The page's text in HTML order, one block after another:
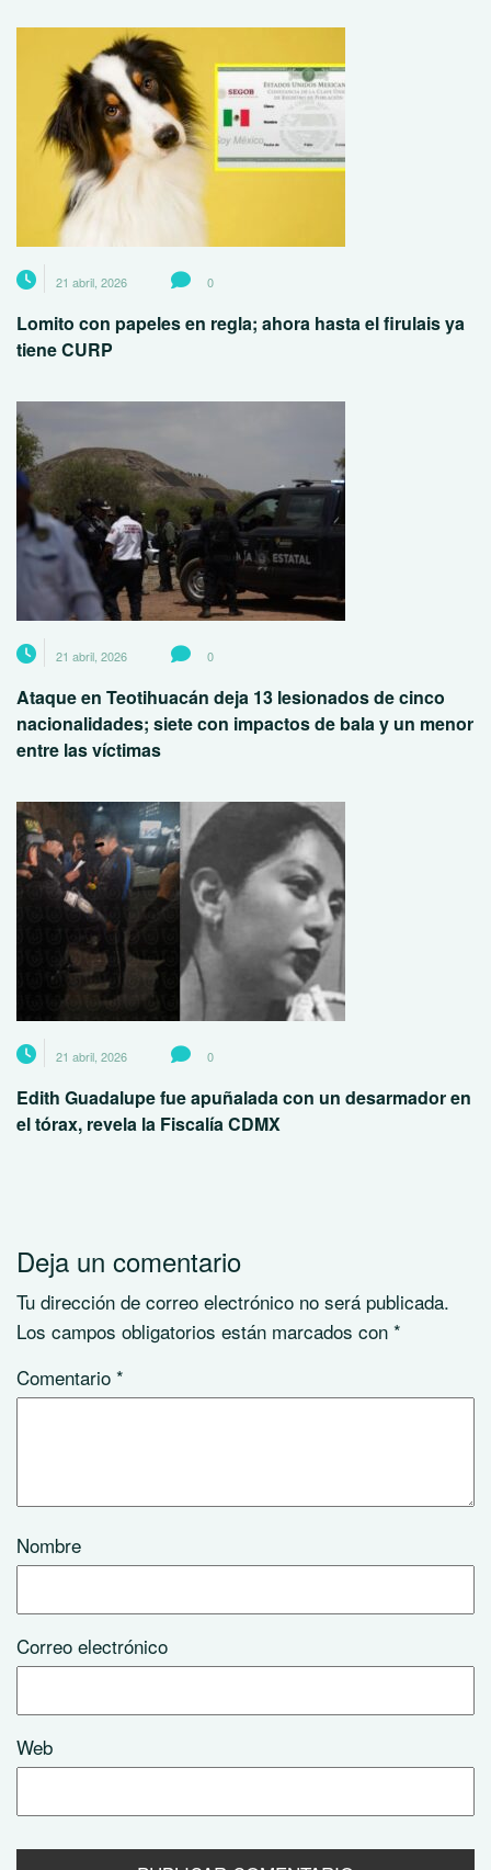
21 abril, 2026 0
Lomito con papeles en regla; ahora hasta el firulais ya
tiene CURP
21 abril, 2026 0
Ataque en Teotihuacán deja 13 lesionados de cinco
nacionalidades; siete con impactos de bala y un menor
entre las víctimas
21 abril, 2026 0
Edith Guadalupe fue apuñalada con un desarmador en
el tórax, revela la Fiscalía CDMX
Deja un comentario
Tu dirección de correo electrónico no será publicada.
Los campos obligatorios están marcados con *
Comentario *
Nombre
Correo electrónico
Web